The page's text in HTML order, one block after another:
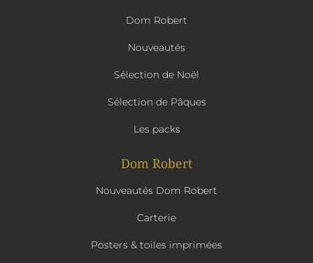
Dom Robert
Nouveautés
Sélection de Noël
Sélection de Pâques
Les packs
Dom Robert
Nouveautés Dom Robert
Carterie
Posters & toiles imprimées